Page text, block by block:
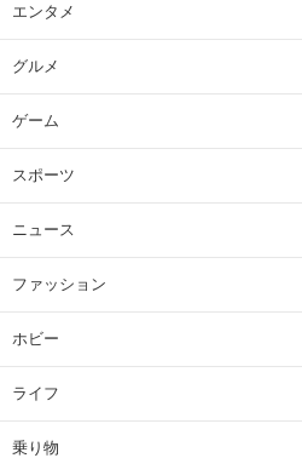
エンタメ
グルメ
ゲーム
スポーツ
ニュース
ファッション
ホビー
ライフ
乗り物